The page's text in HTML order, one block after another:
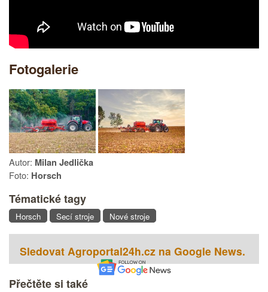
Fotogalerie
Autor: Milan Jedlička
Foto: Horsch
Tématické tagy
Horsch Secí stroje Nové stroje
Sledovat Agroportal24h.cz na Google News.
Přečtěte si také